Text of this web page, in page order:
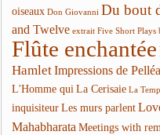
oiseaux Don Giovanni Du bout
and Twelve extrait Five Short Plays
Flûte enchantée
HamletImpressions de
L'Homme qui La Cerisaie La
inquisiteur Les murs parlent
Mahabharata Meetings with